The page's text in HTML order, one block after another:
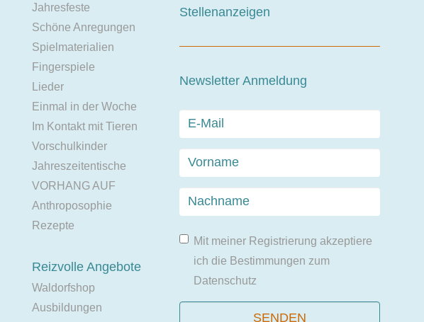
Jahresfeste
Schöne Anregungen
Spielmaterialien
Fingerspiele
Lieder
Einmal in der Woche
Im Kontakt mit Tieren
Vorschulkinder
Jahreszeitentische
VORHANG AUF
Anthroposophie
Rezepte
Reizvolle Angebote
Waldorfshop
Ausbildungen
Stellenanzeigen
Newsletter Anmeldung
Mit meiner Registrierung akzeptiere
ich die Bestimmungen zum
Datenschutz